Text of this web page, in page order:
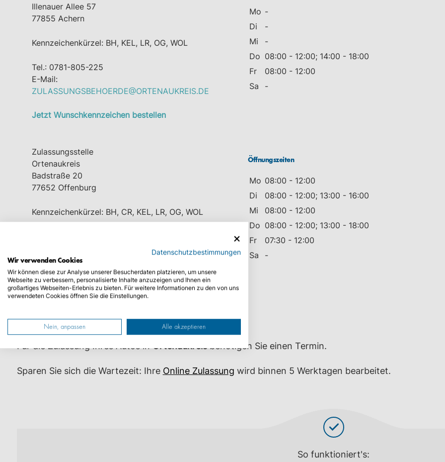
Illenauer Allee 57
77855 Achern
Kennzeichenkürzel: BH, KEL, LR, OG, WOL
Tel.: 0781-805-225
E-Mail:
ZULASSUNGSBEHOERDE@ORTENAUKREIS.DE
Jetzt Wunschkennzeichen bestellen
Mo -
Di
-
Mi
-
Do 08:00 - 12:00; 14:00 - 18:00
Fr
08:00 - 12:00
Sa
-
Zulassungsstelle
Ortenaukreis
Badstraße 20
77652 Offenburg
Kennzeichenkürzel: BH, CR, KEL, LR, OG, WOL
zulassungsbehoerde@ortenaukreis.de
Jetzt Wunschkennzeichen bestellen
Öffnungszeiten
Mo 08:00 - 12:00
Di
08:00 - 12:00; 13:00 - 16:00
Mi
08:00 - 12:00
Do 08:00 - 12:00; 13:00 - 18:00
Fr
07:30 - 12:00
Sa
-
Bearbeitungszeit
Für die Zulassung Ihres Autos inOrtenaukreisbenötigen Sie einen Termin.
Sparen Sie sich die Wartezeit: Ihre Online Zulassung wird binnen 5 Werktagen bearbeitet.
So funktioniert's:
Datenschutzbestimmungen
Wir verwenden Cookies
Wir können diese zur Analyse unserer Besucherdaten platzieren, um unsere
Webseite zu verbessern, personalisierte Inhalte anzuzeigen und Ihnen ein
großartiges Webseiten-Erlebnis zu bieten. Für weitere Informationen zu den von uns
verwendeten Cookies öffnen Sie die Einstellungen.
Nein, anpassen Alle akzeptieren